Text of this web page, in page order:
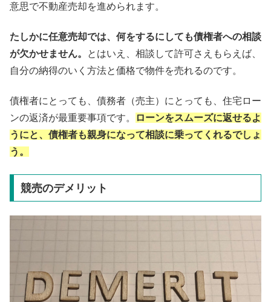
意思で不動産売却を進められます。
たしかに任意売却では、何をするにしても債権者への相談
が欠かせません。
とはいえ、相談して許可さえもらえば、
自分の納得のいく方法と価格で物件を売れるのです。
債権者にとっても、債務者（売主）にとっても、住宅ロー
ンの返済が最重要事項です。
ローンをスムーズに返せるよ
うにと、 債権者も親身になって相談に乗ってくれるでしょ
う。
競売のデメリット